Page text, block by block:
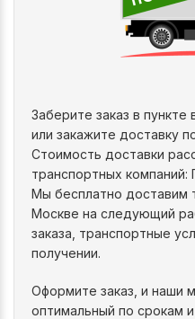
Заберите заказ в
или закажите доставку
Стоимость доставки
транспортных
Мы бесплатно доставим
Москве на следующий
заказа, транспортные
получении.
Оформите заказ, и наши
оптимальный по срокам